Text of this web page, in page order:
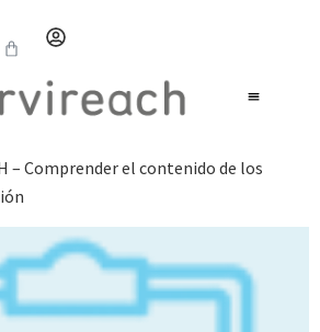
– Comprender el contenido de los